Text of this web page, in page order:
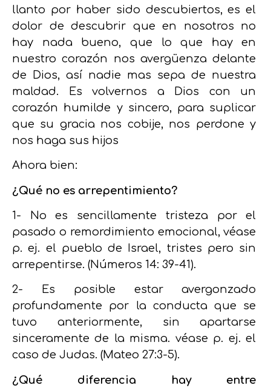
llanto por haber sido descubiertos, es el
dolor de descubrir que en nosotros no
hay nada bueno, que lo que hay en
nuestro corazón nos avergüenza delante
de Dios, así nadie mas sepa de nuestra
maldad. Es volvernos a Dios con un
corazón humilde y sincero, para suplicar
que su gracia nos cobije, nos perdone y
nos haga sus hijos
Ahora bien:
¿Qué no es arrepentimiento?
1- No es sencillamente tristeza por el
pasado o remordimiento emocional, véase
p. ej. el pueblo de Israel, tristes pero sin
arrepentirse. (Números 14: 39-41).
2- Es posible estar avergonzado
profundamente por la conducta que se
tuvo anteriormente, sin apartarse
sinceramente de la misma. véase p. ej. el
caso de Judas. (Mateo 27:3-5).
¿Qué diferencia hay entre